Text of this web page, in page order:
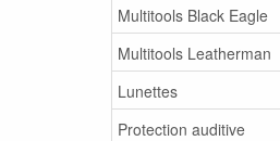
Multitools Black Eagle
Multitools Leatherman
Lunettes
Protection auditive